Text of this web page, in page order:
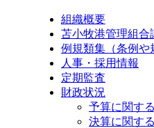
組織概要
苫小牧港管理組合
例規類集（条例や
人事・採用情報
定期監査
財政状況
予算に関す
決算に関す